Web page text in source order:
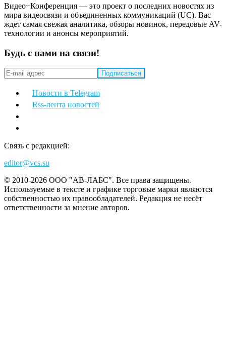
Видео+Конференция — это проект о последних новостях из
мира видеосвязи и объединенных коммуникаций (UC). Вас
ждет самая свежая аналитика, обзоры новинок, передовые AV-
технологии и анонсы мероприятий.
Будь с нами на связи!
Новости в Telegram
Rss-лента новостей
Связь с редакцией:
editor@vcs.su
© 2010-2026 ООО "АВ-ЛАБС". Все права защищены.
Используемые в тексте и графике торговые марки являются
собственностью их правообладателей. Редакция не несёт
ответственности за мнение авторов.